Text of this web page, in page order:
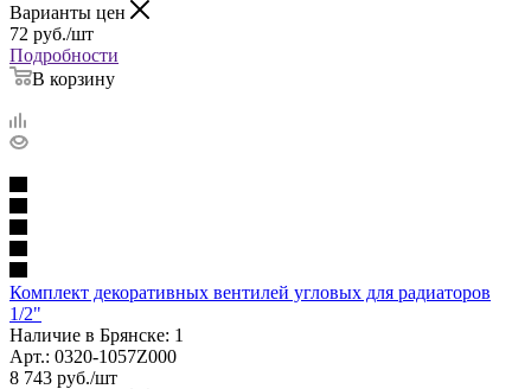
Варианты цен
72 руб./шт
Подробности
В корзину
Комплект декоративных вентилей угловых для радиаторов
1/2"
Наличие в Брянске: 1
Арт.: 0320-1057Z000
8 743 руб./шт